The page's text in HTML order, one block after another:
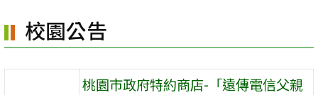
校園公告
桃園市政府特約商店-「遠傳電信父親